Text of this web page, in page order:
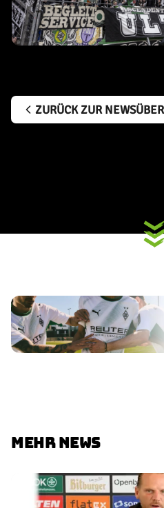
ZURÜCK ZUR
MEHR NEWS